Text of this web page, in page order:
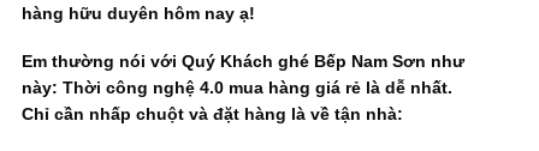
hàng hữu duyên hôm nay ạ!
Em thường nói với Quý Khách ghé Bếp Nam Sơn như
này: Thời công nghệ 4.0 mua hàng giá rẻ là dễ nhất.
Chỉ cần nhấp chuột và đặt hàng là về tận nhà: